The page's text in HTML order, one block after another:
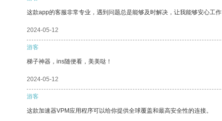
这款app的客服非常专业，遇到问题总是能够及时解决，让我能够安心工
2024-05-12
游客
梯子神器，ins随便看，美美哒！
2024-05-12
游客
这款加速器VPM应用程序可以给你提供全球覆盖和最高安全性的连接。